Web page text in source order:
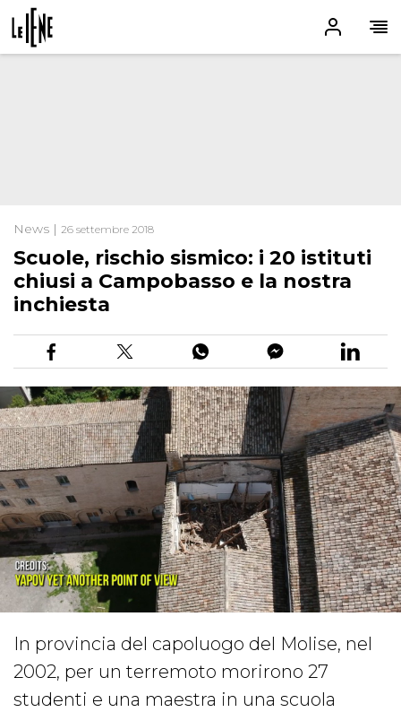
News | 26 settembre 2018
Scuole, rischio sismico: i 20 istituti
chiusi a Campobasso e la nostra
inchiesta
In provincia del capoluogo del Molise, nel
2002, per un terremoto morirono 27
studenti e una maestra in una scuola